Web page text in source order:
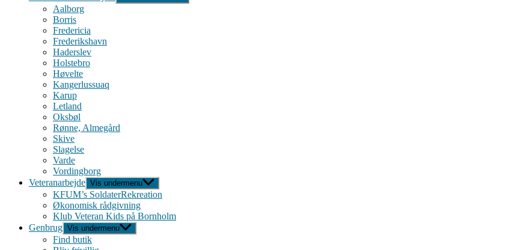
Aalborg
Borris
Fredericia
Frederikshavn
Haderslev
Holstebro
Høvelte
Kangerlussuaq
Karup
Letland
Oksbøl
Rønne, Almegård
Skive
Slagelse
Varde
Vordingborg
Veteranarbejde Vis undermenu
KFUM’s SoldaterRekreation
Økonomisk rådgivning
Klub Veteran Kids på Bornholm
Genbrug Vis undermenu
Find butik